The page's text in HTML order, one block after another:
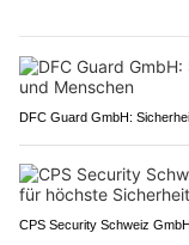
DFC Guard GmbH:
CPS Security Schweiz